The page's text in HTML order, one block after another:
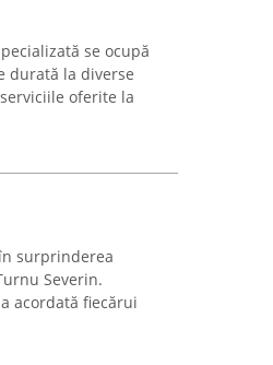
se ocupă
durată la diverse
oferite la
surprinderea
Severin.
acordată fiecărui